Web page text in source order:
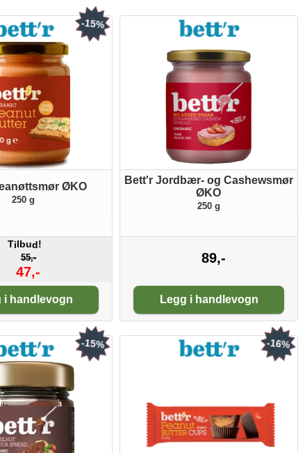
ØKO
250 g
Tilbud!
55,-
47,-
-15%
i handlevogn
Bett'r Jordbær- og Cashewsmør
ØKO
250 g
89,-
Legg i handlevogn
-15% -16%